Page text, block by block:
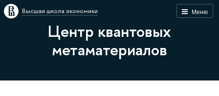
Меню
Высшая школа экономики
Центр квантовых
метаматериалов